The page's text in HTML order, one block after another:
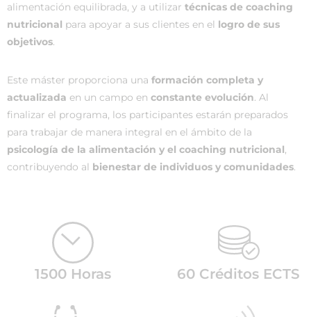
alimentación equilibrada, y a utilizar técnicas de coaching
nutricional para apoyar a sus clientes en el logro de sus
objetivos.
Este máster proporciona una formación completa y
actualizada en un campo en constante evolución. Al
finalizar el programa, los participantes estarán preparados
para trabajar de manera integral en el ámbito de la
psicología de la alimentación y el coaching nutricional,
contribuyendo al bienestar de individuos y comunidades.
1500 Horas 60 Créditos ECTS